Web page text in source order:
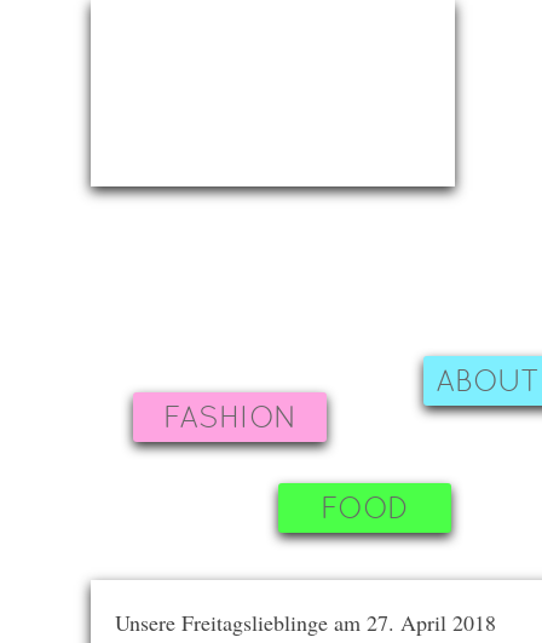
FASHION
FOOD
Unsere Freitagslieblinge am 27. April 2018